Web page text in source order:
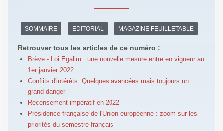
SOMMAIRE EDITORIAL MAGAZINE FEUILLETABLE
Retrouver tous les articles de ce numéro :
Brève - Loi Egalim : une nouvelle mesure entre en vigueur au
1er janvier 2022
Conflits d'intérêts. Quelques avancées mais toujours un
grand danger
Recensement impératif en 2022
Présidence française de l'Union européenne : zoom sur les
priorités du semestre français